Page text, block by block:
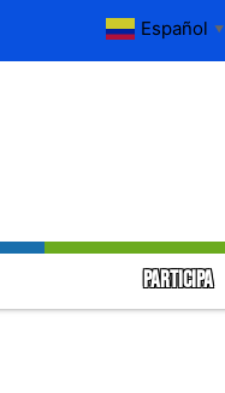
Español ▼
PARTICIPA